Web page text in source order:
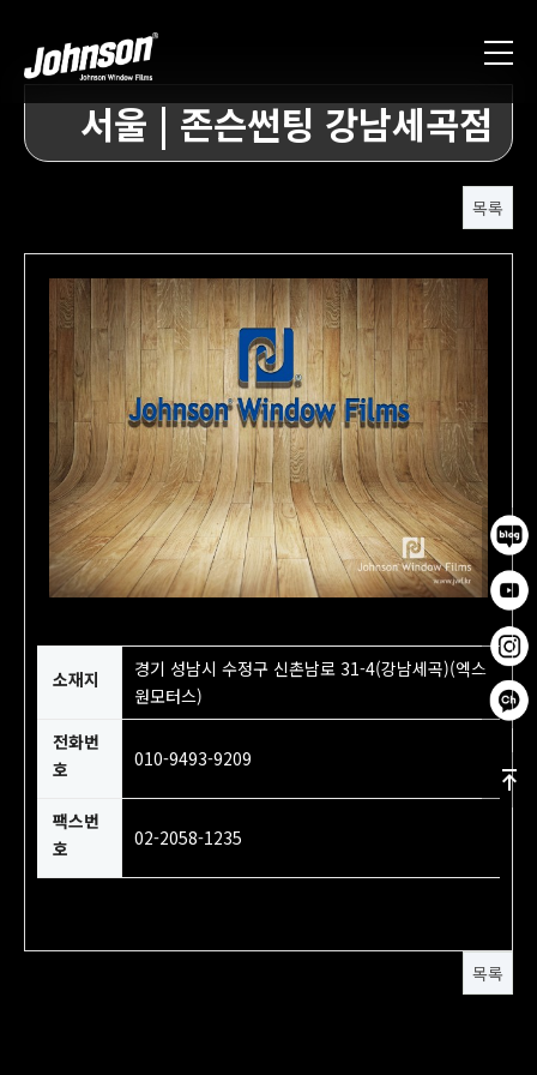
서울 | 존슨썬팅 강남세곡점
목록
소재지
경기 성남시 수정구 신촌남로 31-4(강남세곡)(엑스
원모터스)
전화번
호
010-9493-9209
팩스번
호
02-2058-1235
목록